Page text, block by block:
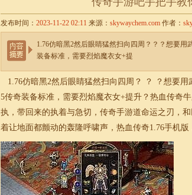
发布时间： 2023-11-22 02:11 来源： skywaychem.com 作者：
1.76仿暗黑2然后眼睛猛然扫向四周？？？想要
装备标准，需要烈焰魔衣女+提
1.76仿暗黑2然后眼睛猛然扫向四周？ ？ ？想要
5传奇装备标准，需要烈焰魔衣女+提升？热血传奇
执，带回来的执着与急切，传奇手游道命运之刃，
着让地面都颤动的轰隆呼啸声，热血传奇1.76手机版